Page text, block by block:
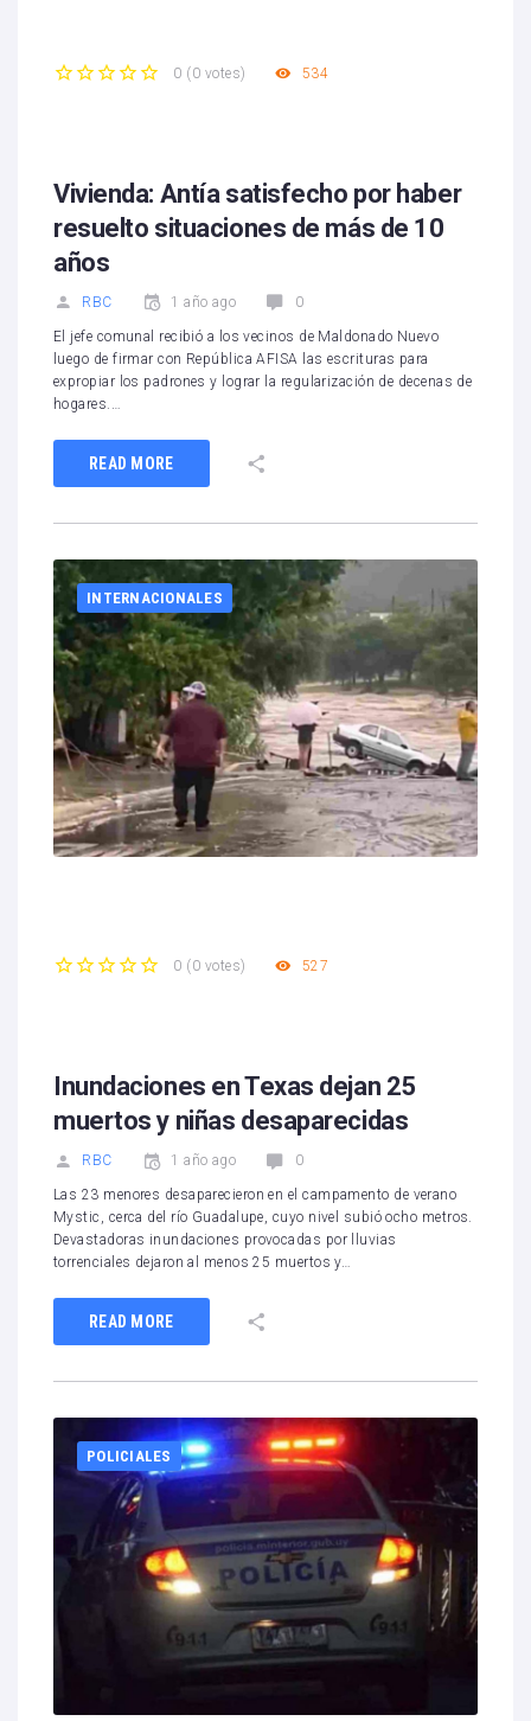
0 ( 0 votes) 534
Vivienda: Antía satisfecho por haber
resuelto situaciones de más de 10
años
RBC 1 año ago 0
El jefe comunal recibió a los vecinos de Maldonado Nuevo
luego de firmar con República AFISA las escrituras para
expropiar los padrones y lograr la regularización de decenas de
hogares.…
READ MORE
INTERNACIONALES
0 ( 0 votes) 527
Inundaciones en Texas dejan 25
muertos y niñas desaparecidas
RBC 1 año ago 0
Las 23 menores desaparecieron en el campamento de verano
Mystic, cerca del río Guadalupe, cuyo nivel subió ocho metros.
Devastadoras inundaciones provocadas por lluvias
torrenciales dejaron al menos 25 muertos y…
READ MORE
POLICIALES